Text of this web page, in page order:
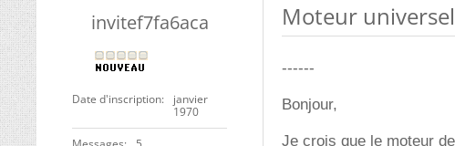
invitef7fa6aca
Date d'inscription
janvier
1970
Moteur
------
Bonjour,
Je crois que le moteur